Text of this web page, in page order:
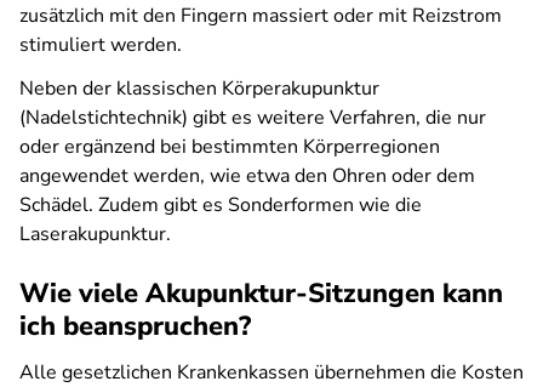
zusätzlich mit den Fingern massiert oder mit Reizstrom
stimuliert werden.
Neben der klassischen Körperakupunktur
(Nadelstichtechnik) gibt es weitere Verfahren, die nur
oder ergänzend bei bestimmten Körperregionen
angewendet werden, wie etwa den Ohren oder dem
Schädel. Zudem gibt es Sonderformen wie die
Laserakupunktur.
Wie viele Akupunktur-Sitzungen kann
ich beanspruchen?
Alle gesetzlichen Krankenkassen übernehmen die Kosten